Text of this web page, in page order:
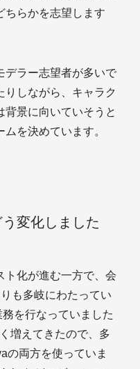
ちらかを志望します
デラー志望者が多いで
しながら、キャラク
背景に向いていそうと
を決めています。
変化しました
ト化が進む一方で、会
も多岐にわたってい
を行なっていました
増えてきたので、多
の両方を使っていま